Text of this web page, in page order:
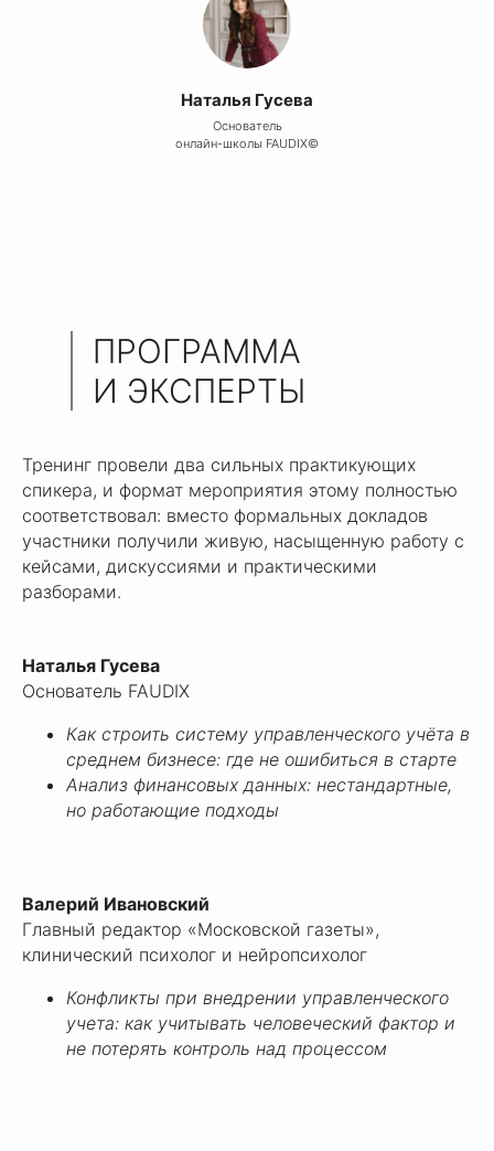
Наталья Гусева
Основатель
онлайн-школы FAUDIX©
ПРОГРАММА
И ЭКСПЕРТЫ
Тренинг провели два сильных практикующих
спикера, и формат мероприятия этому полностью
соответствовал: вместо формальных докладов
участники получили живую, насыщенную работу с
кейсами, дискуссиями и практическими
разборами.
Наталья Гусева
Основатель FAUDIX
Как строить систему управленческого учёта в
среднем бизнесе: где не ошибиться в старте
Анализ финансовых данных: нестандартные,
но работающие подходы
Валерий Ивановский
Главный редактор «Московской газеты»,
клинический психолог и нейропсихолог
Конфликты при внедрении управленческого
учета: как учитывать человеческий фактор и
не потерять контроль над процессом